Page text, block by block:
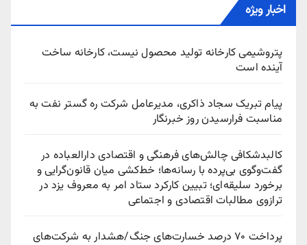
اخبار ویژه
پتروشیمی کارخانه تولید محصول نیست، کارخانه ساخت
آینده است
پیام تبریک سجاد ذاکری، مدیرعامل شرکت ره‌ گستر نفت به
مناسبت فرارسیدن روز خبرنگار
کالبدشکافی چالش‌های فرهنگی و اقتصادی دارالعباده در
گفت‌وگوی بی‌پرده با رسانه‌ها؛ خط‌کشی میان قانون‌گرایی و
برخورد سلیقه‌ای؛ تبیین کارکرد ستاد امر به معروف یزد در
ترازوی مطالبات اقتصادی و اجتماعی
پرداخت ۷۰ درصد خسارت‌های جنگ/هشدار به شرکت‌های